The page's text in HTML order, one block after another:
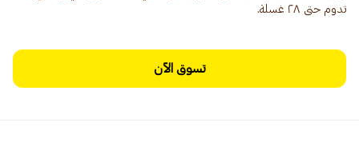
تدوم حتى ٢٨ غسلة.
تسوق الآن